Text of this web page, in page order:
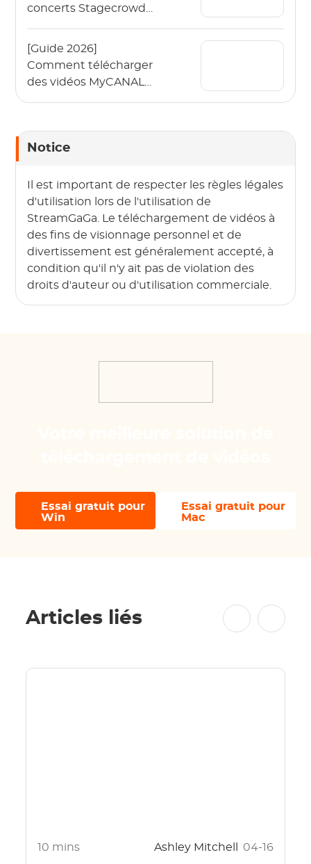
concerts Stagecrowd
[Guide 2026]
Comment télécharger
des vidéos MyCANAL
Notice
Il est important de respecter les règles légales
d'utilisation lors de l'utilisation de
StreamGaGa. Le téléchargement de vidéos à
des fins de visionnage personnel et de
divertissement est généralement accepté, à
condition qu'il n'y ait pas de violation des
droits d'auteur ou d'utilisation commerciale.
Essai gratuit pour
Win
Essai gratuit pour
Mac
Articles liés
10 mins Ashley Mitchell 04-16